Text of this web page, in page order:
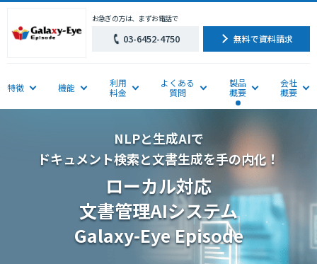
特徴 機能
利用
料金
よくある
質問
製品
概要
会社
概要
お急ぎの方は、まずお電話で
03-6452-4750 無料で資料請求
NLPと生成AIで
ドキュメント検索と文書生成を手の内化！
ローカル対応
文書管理AIシステム
Galaxy-Eye Episode